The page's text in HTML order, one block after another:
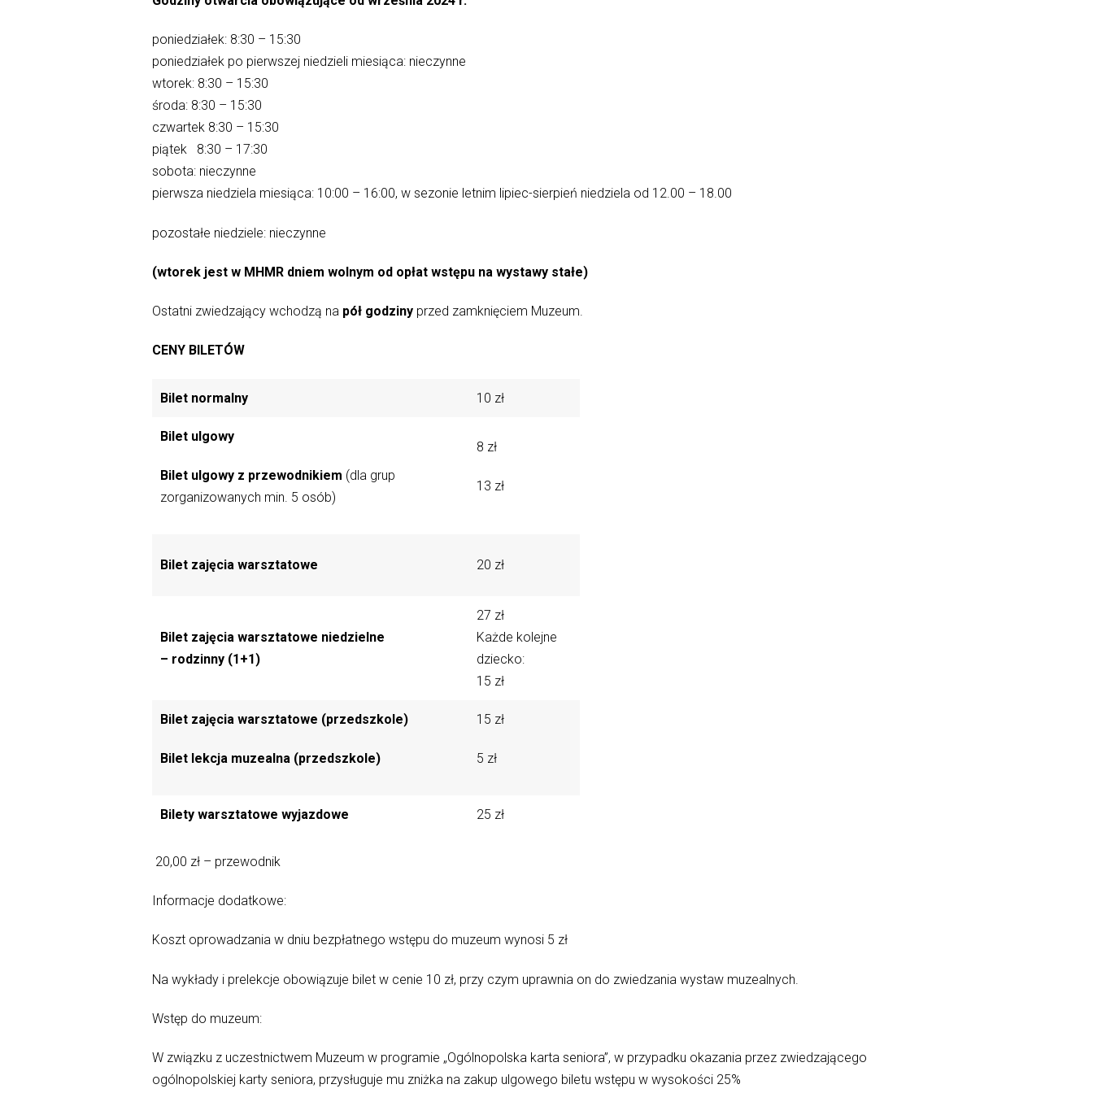
poniedziałek: 8:30 – 15:30
poniedziałek po pierwszej niedzieli miesiąca: nieczynne
wtorek: 8:30 – 15:30
środa: 8:30 – 15:30
czwartek 8:30 – 15:30
piątek 8:30 – 17:30
sobota: nieczynne
pierwsza niedziela miesiąca: 10:00 – 16:00, w sezonie letnim lipiec-sierpień niedziela od 12.00 – 18.00
pozostałe niedziele: nieczynne
(wtorek jest w MHMR dniem wolnym od opłat wstępu na wystawy stałe)
Ostatni zwiedzający wchodzą na pół godzinyprzed zamknięciem Muzeum.
CENY BILETÓW
Bilet normalny 10 zł
Bilet ulgowy
Bilet ulgowy z przewodnikiem (dla grup
zorganizowanych min. 5 osób)
8 zł
13 zł
Bilet zajęcia warsztatowe 20 zł
Bilet zajęcia warsztatowe niedzielne
– rodzinny (1+1)
27 zł
Każde kolejne
dziecko:
15 zł
Bilet zajęcia warsztatowe (przedszkole)
Bilet lekcja muzealna (przedszkole)
15 zł
5 zł
Bilety warsztatowe wyjazdowe 25 zł
20,00 zł – przewodnik
Informacje dodatkowe:
Koszt oprowadzania w dniu bezpłatnego wstępu do muzeum wynosi 5 zł
Na wykłady i prelekcje obowiązuje bilet w cenie 10 zł, przy czym uprawnia on do zwiedzania wystaw muzealnych.
Wstęp do muzeum:
W związku z uczestnictwem Muzeum w programie „Ogólnopolska karta seniora”, w przypadku okazania przez zwiedzającego
ogólnopolskiej karty seniora, przysługuje mu zniżka na zakup ulgowego biletu wstępu w wysokości 25%